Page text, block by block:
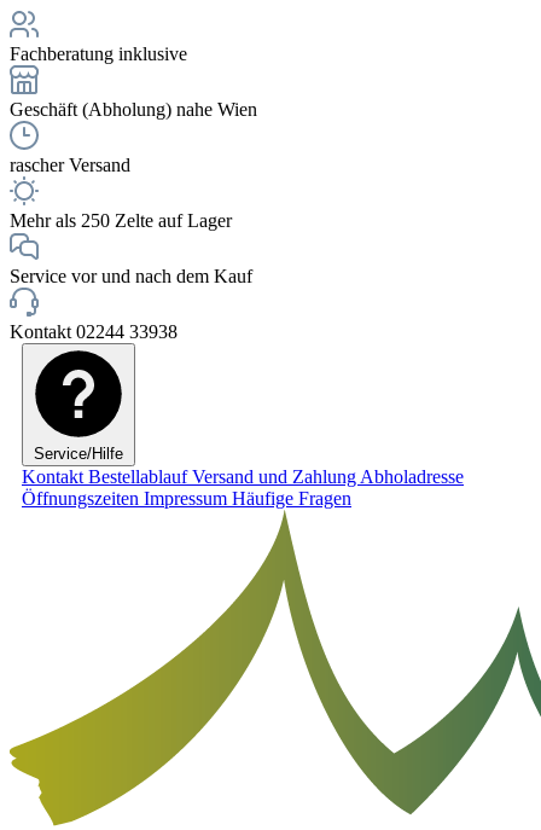
Fachberatung inklusive
Geschäft (Abholung) nahe Wien
rascher Versand
Mehr als 250 Zelte auf Lager
Service vor und nach dem Kauf
Kontakt 02244 33938
Service/Hilfe
Kontakt BestellablaufVersand und Zahlung Abholadresse
Öffnungszeiten Impressum Häufige Fragen